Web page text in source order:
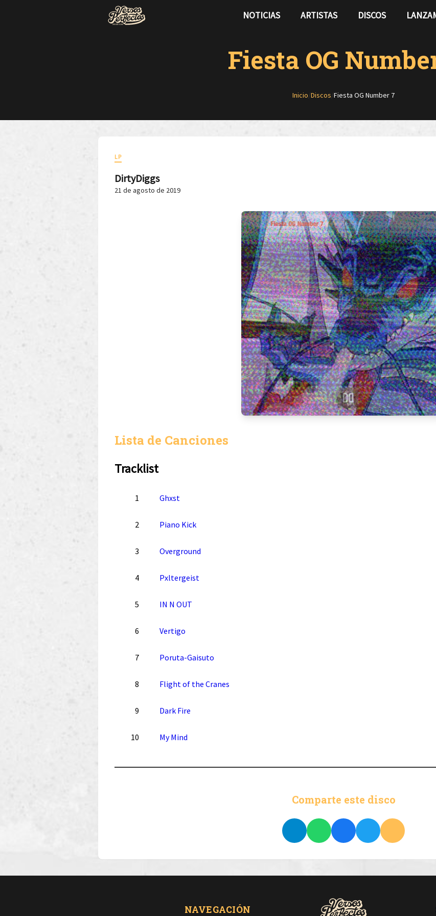
NOTICIAS ARTISTAS DISCOS
Fiesta OG
Inicio/Discos/Fiesta OG Number 7
LP
DirtyDiggs
21 de agosto de 2019
Lista de Canciones
Tracklist
1 Ghxst
2 Piano Kick
3 Overground
4 Pxltergeist
5 IN N OUT
6 Vertigo
7 Poruta-Gaisuto
8 Flight of the Cranes
9 Dark Fire
10 My Mind
Comparte este disco
NAVEGACIÓN